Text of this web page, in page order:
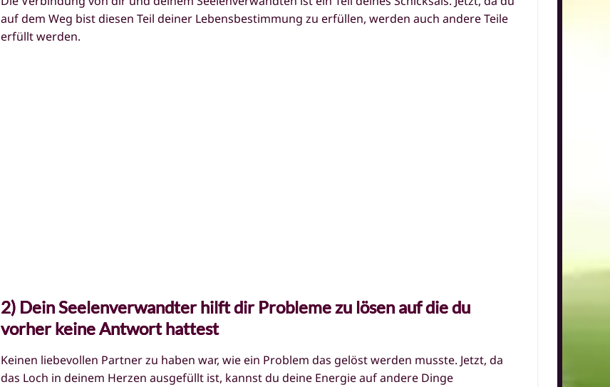
auf dem Weg bist diesen Teil deiner Lebensbestimmung zu erfüllen, werden auch andere Teile
erfüllt werden.
2) Dein Seelenverwandter hilft dir Probleme zu lösen auf die du
vorher keine Antwort hattest
Keinen liebevollen Partner zu haben war, wie ein Problem das gelöst werden musste. Jetzt, da
das Loch in deinem Herzen ausgefüllt ist, kannst du deine Energie auf andere Dinge